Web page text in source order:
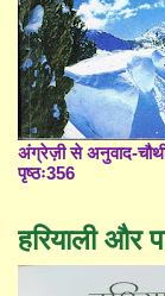
अंग्रेज़ी से अनुवाद-
पृष्ठः356
हरियाली और